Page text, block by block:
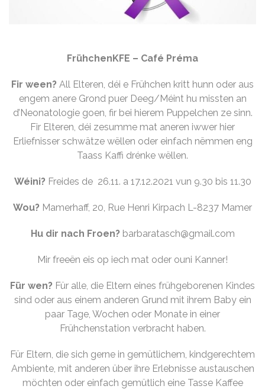
FrühchenKFE – Café Préma
Fir ween? All Elteren, déi e Frühchen kritt hunn oder aus
engem anere Grond puer Deeg/Méint hu missten an
d’Neonatologie goen, fir bei hierem Puppelchen ze sinn.
Fir Elteren, déi zesumme mat aneren iwwer hier
Erliefnisser schwätze wëllen oder einfach nëmmen eng
Taass Kaffi drénke wëllen.
Wéini? Freides de 26.11. a 17.12.2021 vun 9.30 bis 11.30
Wou? Mamerhaff, 20, Rue Henri Kirpach L-8237 Mamer
Hu dir nach Froen? barbaratasch@gmail.com
Mir freeën eis op iech mat oder ouni Kanner!
Für wen? Für alle, die Eltern eines frühgeborenen Kindes
sind oder aus einem anderen Grund mit ihrem Baby ein
paar Tage, Wochen oder Monate in einer
Frühchenstation verbracht haben.
Für Eltern, die sich gerne in gemütlichem, kindgerechtem
Ambiente, mit anderen über ihre Erlebnisse austauschen
möchten oder einfach gemütlich eine Tasse Kaffee